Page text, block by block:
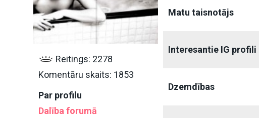
Reitings: 2278
Komentāru skaits: 1853
Par profilu
Dalība forumā
Matu taisnotājs
Interesantie IG profili
Dzemdības